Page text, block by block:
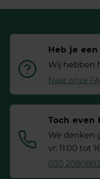
Heb je
Wij hebben
Naar onze
Toch even
We denken
vr. 11:00 tot
030